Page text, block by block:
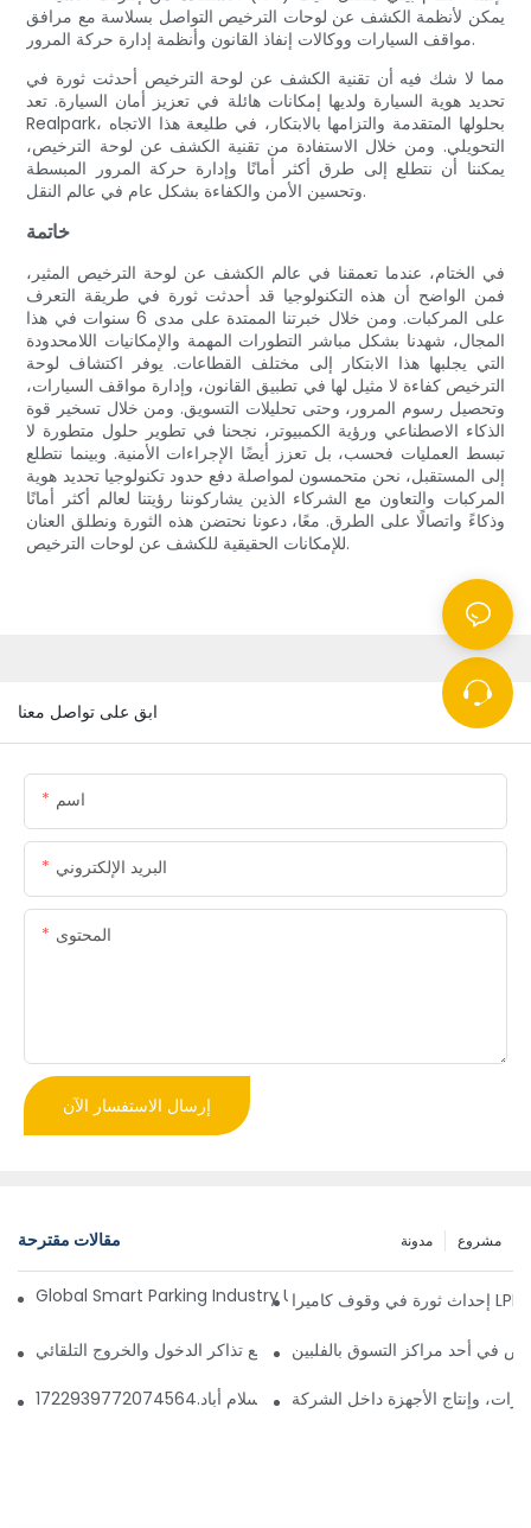
يمكن لأنظمة الكشف عن لوحات الترخيص التواصل بسلاسة مع مرافق
مواقف السيارات ووكالات إنفاذ القانون وأنظمة إدارة حركة المرور.
مما لا شك فيه أن تقنية الكشف عن لوحة الترخيص أحدثت ثورة في
تحديد هوية السيارة ولديها إمكانات هائلة في تعزيز أمان السيارة. تعد
Realpark، بحلولها المتقدمة والتزامها بالابتكار، في طليعة هذا الاتجاه
التحويلي. ومن خلال الاستفادة من تقنية الكشف عن لوحة الترخيص،
يمكننا أن نتطلع إلى طرق أكثر أمانًا وإدارة حركة المرور المبسطة
وتحسين الأمن والكفاءة بشكل عام في عالم النقل.
خاتمة
في الختام، عندما تعمقنا في عالم الكشف عن لوحة الترخيص المثير،
فمن الواضح أن هذه التكنولوجيا قد أحدثت ثورة في طريقة التعرف
على المركبات. ومن خلال خبرتنا الممتدة على مدى 6 سنوات في هذا
المجال، شهدنا بشكل مباشر التطورات المهمة والإمكانيات اللامحدودة
التي يجلبها هذا الابتكار إلى مختلف القطاعات. يوفر اكتشاف لوحة
الترخيص كفاءة لا مثيل لها في تطبيق القانون، وإدارة مواقف السيارات،
وتحصيل رسوم المرور، وحتى تحليلات التسويق. ومن خلال تسخير قوة
الذكاء الاصطناعي ورؤية الكمبيوتر، نجحنا في تطوير حلول متطورة لا
تبسط العمليات فحسب، بل تعزز أيضًا الإجراءات الأمنية. وبينما نتطلع
إلى المستقبل، نحن متحمسون لمواصلة دفع حدود تكنولوجيا تحديد هوية
المركبات والتعاون مع الشركاء الذين يشاركوننا رؤيتنا لعالم أكثر أمانًا
وذكاءً واتصالًا على الطرق. معًا، دعونا نحتضن هذه الثورة ونطلق العنان
للإمكانات الحقيقية للكشف عن لوحات الترخيص.
ابق على تواصل معنا
اسم
البريد الإلكتروني
المحتوى
إرسال الاستفسار الآن
مقالات مقترحة مشروع مدونة
Global Smart Parking Industry Update for Third Quarter of
مواقف السيارات الذكي وآلة دفع تذاكر الدخول والخروج التلقائي
في أحد مراكز التسوق بالفلبين
السيارات قريبًا في إسلام أباد.1722939772074564
وإنتاج الأجهزة داخل الشركة